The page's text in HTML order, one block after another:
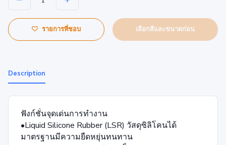
รายการที่ชอบ เลือกสีและขนาดก่อน
Description
ฟังก์ชั่นจุดเด่นการทำงาน
•Liquid Silicone Rubber (LSR) วัสดุซิลิโคนได้
มาตรฐานมีความยืดหยุ่นทนทาน